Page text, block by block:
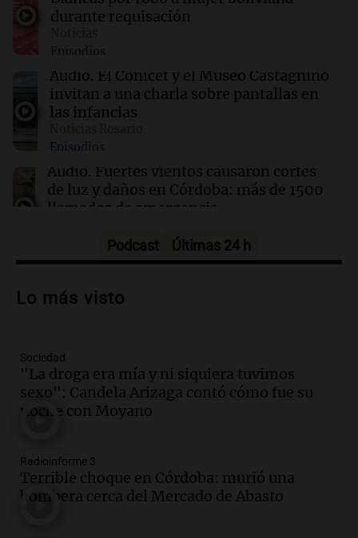
trabajo al que se venera todos los 7 de agosto
08:00 Sociedad
Día Internacional de la Cerveza: 3 claves para
disfrutarla al máximo
Reclamo provincial por subas de 500% en
tarifas para industrias: "Proponemos
prorrateo de facturas"
durante requisación
Episodios
Audio. El Conicet y el Museo Castagnino
invitan a una charla sobre pantallas en
las infancias
Episodios
Audio. Fuertes vientos causaron cortes
de luz y daños en Córdoba: más de 1500
llamados de emergencia
Audio.La justicia autoriza la reactivación
reincorpora trabajadores
Audio.
Temporal de nieve en Bariloche:
suspenden clases, postergan turnos
médicos y hay alerta amarilla
Radioinforme 3
Audio.Continúa el juicio contra Oscar
González por el accidente en Altas
Cumbres con nuevas declaraciones
Podcast Últimas 24 h
Lo más visto
Sociedad
"La droga era mía y ni siquiera tuvimos
sexo": Candela Arizaga contó cómo fue su
noche con Moyano
Radioinforme 3
Terrible choque en Córdoba: murió una
bombera cerca del Mercado de Abasto